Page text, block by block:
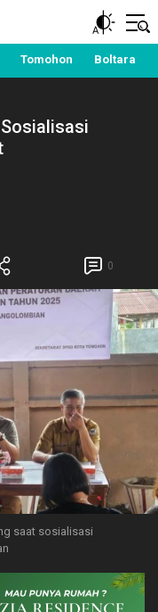
Kawanua, Politik,
Nasional
Tomohon Boltara
0
saat sosialisasi